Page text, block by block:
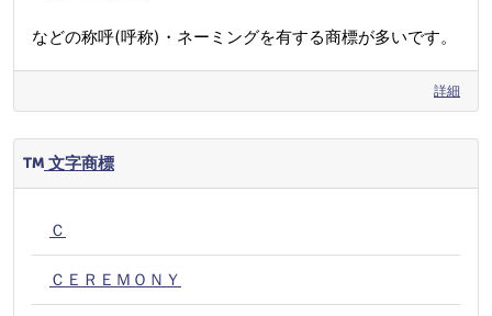
などの称呼(呼称)・ネーミングを有する商標が多いです。
詳細
文字商標
Ｃ
ＣＥＲＥＭＯＮＹ